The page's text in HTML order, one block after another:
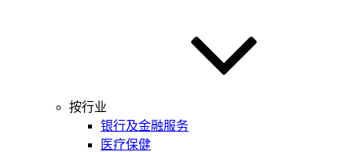
按行业
银行及金融服务
医疗保健